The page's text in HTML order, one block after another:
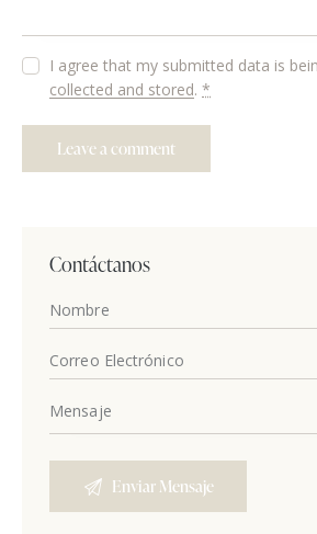
I agree that my submitted data is
collected and stored.*
Contáctanos